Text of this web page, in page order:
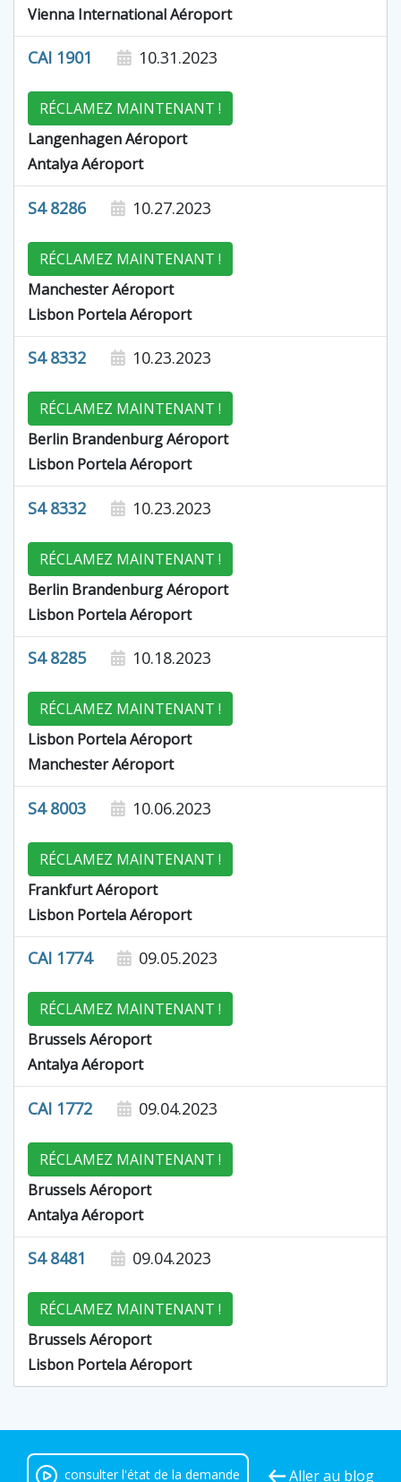
Vienna International Aéroport
CAI 1901 10.31.2023
RÉCLAMEZ MAINTENANT !
Langenhagen Aéroport
Antalya Aéroport
S4 8286 10.27.2023
RÉCLAMEZ MAINTENANT !
Manchester Aéroport
Lisbon Portela Aéroport
S4 8332 10.23.2023
RÉCLAMEZ MAINTENANT !
Berlin Brandenburg Aéroport
Lisbon Portela Aéroport
S4 8332 10.23.2023
RÉCLAMEZ MAINTENANT !
Berlin Brandenburg Aéroport
Lisbon Portela Aéroport
S4 8285 10.18.2023
RÉCLAMEZ MAINTENANT !
Lisbon Portela Aéroport
Manchester Aéroport
S4 8003 10.06.2023
RÉCLAMEZ MAINTENANT !
Frankfurt Aéroport
Lisbon Portela Aéroport
CAI 1774 09.05.2023
RÉCLAMEZ MAINTENANT !
Brussels Aéroport
Antalya Aéroport
CAI 1772 09.04.2023
RÉCLAMEZ MAINTENANT !
Brussels Aéroport
Antalya Aéroport
S4 8481 09.04.2023
RÉCLAMEZ MAINTENANT !
Brussels Aéroport
Lisbon Portela Aéroport
consulter l'état de la demande Aller au blog